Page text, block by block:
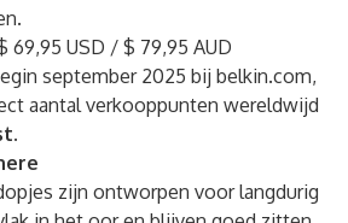
69,95 USD / $ 79,95 AUD
september 2025 bij belkin.com,
aantal verkooppunten wereldwijd
zijn ontworpen voor langdurig